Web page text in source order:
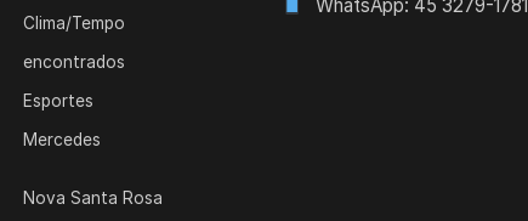
Clima/Tempo
encontrados
Esportes
Mercedes
Nova Santa Rosa
WhatsApp: 45 3279-1781